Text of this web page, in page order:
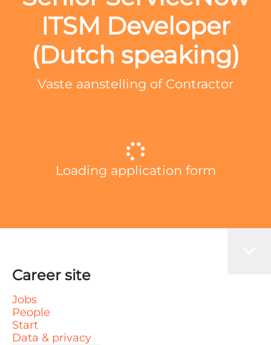
ITSM Developer
(Dutch speaking)
Vaste aanstelling of Contractor
Loading application form
Career site
Jobs
People
Start
Data & privacy